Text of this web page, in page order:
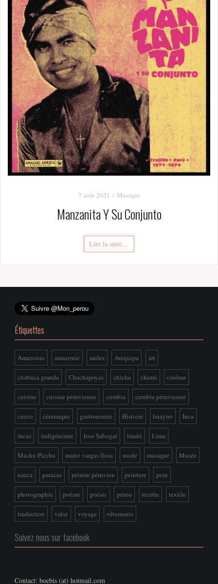
7 août 2021 Musique
Manzanita Y Su Conjunto
Lire la suite…
Étiquettes
Amazonas amazonie andes Arequipa art
chabuca granda Chachapoyas chicha chimú cinéma
cuisine cuisine péruvienne cumbia cumbia péruvienne
cuzco céramique gastronomie Histoire huayno Inca
incas indigénisme Jose Sabogal landó Lima
Machu Picchu mario vargas llosa mode musique Musée
nazca paracas peintre péruvien peinture peru
photographie poème poésie pérou recette textile
traduction valse voyage vêtements
Suivez nous sur facebook
Contact: boebis (at) hotmail.com